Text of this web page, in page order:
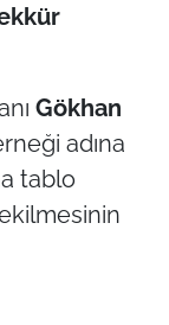
Gökhan
adına
tablo